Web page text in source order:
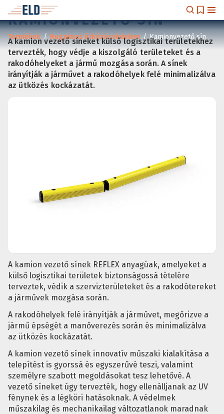
Termékek / Rugalmas ütközésvédelem / Kamionvezető sín
KAMIONVEZETŐ SÍN
A kamion vezető síneket külső logisztikai területekhez
tervezték, hogy védje a kiszolgáló területeket és a
rakodóhelyeket a jármű mozgása során. A sínek
irányítják a járművet a rakodóhelyek felé minimalizálva
az ütközés kockázatát.
A kamion vezető sínek REFLEX anyagúak, amelyeket a
külső logisztikai területek biztonságossá tételére
terveztek, védik a szervizterületeket és a rakodótereket
a járművek mozgása során.
A rakodóhelyek felé irányítják a járművet, megőrizve a
jármű épségét a manőverezés során és minimalizálva
az ütközés kockázatát.
A kamion vezető sínek innovatív műszaki kialakítása a
telepítést is gyorssá és egyszerűvé teszi, valamint
személyre szabott megoldásokat tesz lehetővé. A
vezető síneket úgy tervezték, hogy ellenálljanak az UV
fénynek és a légköri hatásoknak. A védelmek
műszakilag és mechanikailag változatlanok maradnak